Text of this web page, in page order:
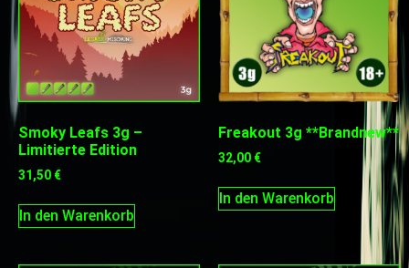
Smoky Leafs 3g –
Limitierte Edition
31,50 €
In den Warenkorb
Freakout 3g **Brandnew**
32,00 €
In den Warenkorb